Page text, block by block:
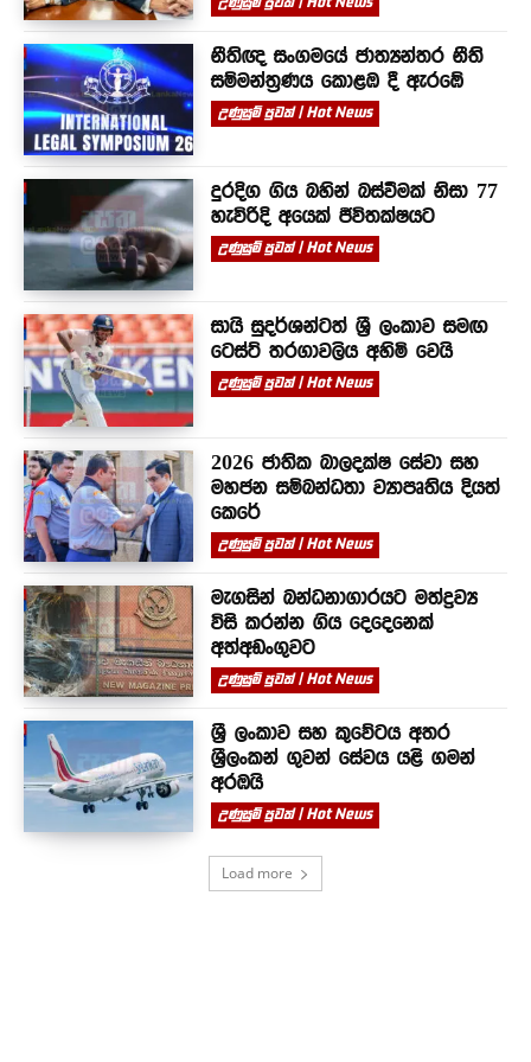
නීතිඥ සංගමයේ ජාත්‍යන්තර නීති
සම්මන්ත්‍රණය කොළඹ දී ඇරඹේ
උණුසුම් පුවත් | Hot News
දුරදිග ගිය බහින් බස්වීමක් නිසා 77
හැවිරිදි අයෙක් ජීවිතක්ෂයට
උණුසුම් පුවත් | Hot News
සායි සුදර්ශන්ටත් ශ්‍රී ලංකාව සමඟ
ටෙස්ට් තරගාවලිය අහිමි වෙයි
උණුසුම් පුවත් | Hot News
2026 ජාතික බාලදක්ෂ සේවා සහ
මහජන සම්බන්ධතා ව්‍යාපෘතිය දියත්
කෙරේ
උණුසුම් පුවත් | Hot News
මැගසින් බන්ධනාගාරයට මත්ද්‍රව්‍ය
විසි කරන්න ගිය දෙදෙනෙක්
අත්අඩංගුවට
උණුසුම් පුවත් | Hot News
ශ්‍රී ලංකාව සහ කුවේටය අතර
ශ්‍රීලංකන් ගුවන් සේවය යළි ගමන්
අරඹයි
උණුසුම් පුවත් | Hot News
Load more